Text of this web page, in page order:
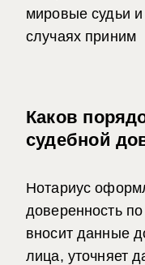
мировые судьи
случаях приним
Каков
судебной
Нотариус
доверенность
вносит данные
лица, уточняет